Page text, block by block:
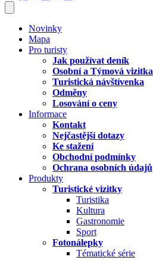
Novinky
Mapa
Pro turisty
Jak používat deník
Osobní a Týmová vizitka
Turistická návštívenka
Odměny
Losování o ceny
Informace
Kontakt
Nejčastější dotazy
Ke stažení
Obchodní podmínky
Ochrana osobních údajů
Produkty
Turistické vizitky
Turistika
Kultura
Gastronomie
Sport
Fotonálepky
Tématické série